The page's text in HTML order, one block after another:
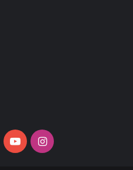
YouTubeInstagram